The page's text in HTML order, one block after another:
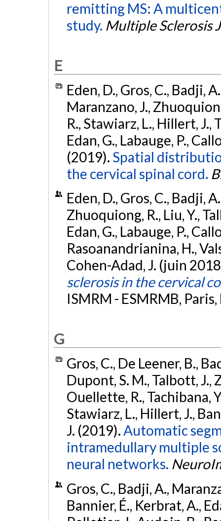
remitting MS: A
study. Multiple Sclerosis
E
Eden, D., Gros, C., Badji,
Maranzano, J.,
R., Stawiarz, L., Hillert, J.,
Edan, G., Labauge, P.,
(2019). Spatial
the cervical spinal cord.
Eden, D., Gros, C., Badji,
Zhuoquiong, R., Liu, Y.,
Edan, G., Labauge, P.,
Rasoanandrianina, H.,
Cohen-Adad, J. (juin
sclerosis in the cervical
ISMRM - ESMRMB,
G
Gros, C., De Leener, B.,
Dupont, S. M., Talbott, J.,
Ouellette, R., Tachibana,
Stawiarz, L., Hillert, J.,
J. (2019).Automatic
intramedullary multiple
neural networks.
Gros, C., Badji, A.,
Bannier, É., Kerbrat, A.,